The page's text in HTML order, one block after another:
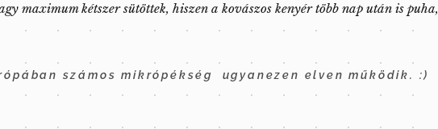
maximum kétszer sütöttek, hiszen a kovászos kenyér több nap után is puha,
számos mikrópékség ugyanezen elven működik. :)